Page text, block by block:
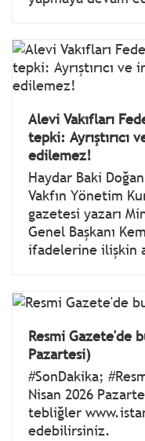
Alevi Vakıfları
tepki: Ayrıştırıcı
edilemez!
Haydar Baki
Vakfın Yönetim
gazetesi yazarı
Genel Başkanı
ifadelerine ilişkin
Resmi Gazete'de
Pazartesi)
#SonDakika;
Nisan 2026
tebliğler
edebilirsiniz.